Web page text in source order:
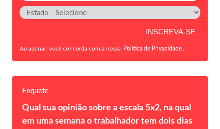
Ao assinar, você concorda com a nossa Política de Privacidade
Enquete
Qual sua opinião sobre a escala 5x2, na qual
em uma semana o trabalhador tem dois dias